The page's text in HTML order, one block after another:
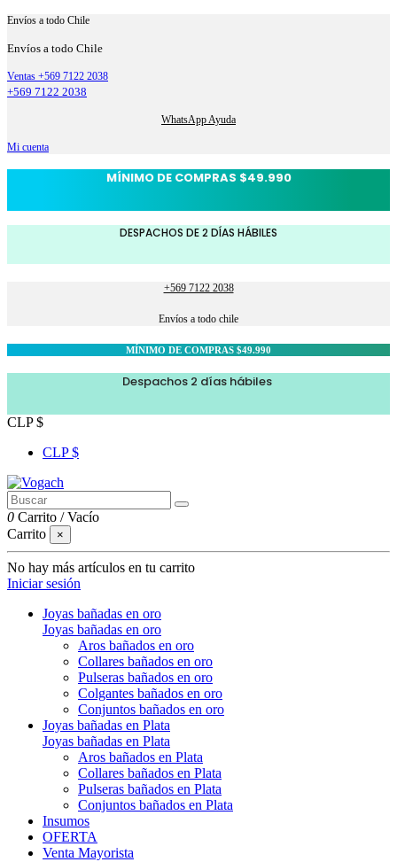
Envíos a todo Chile
Envíos a todo Chile
Ventas +569 7122 2038
+569 7122 2038
WhatsApp Ayuda
Mi cuenta
MÍNIMO DE COMPRAS $49.990
DESPACHOS DE 2 DÍAS HÁBILES
+569 7122 2038
Envíos a todo chile
MÍNIMO DE COMPRAS $49.990
Despachos 2 días hábiles
CLP $
CLP $
0 Carrito /Vacío
Carrito
×
No hay más artículos en tu carrito
Iniciar sesión
Joyas bañadas en oro
Joyas bañadas en oro
Aros bañados en oro
Collares bañados en oro
Pulseras bañados en oro
Colgantes bañados en oro
Conjuntos bañados en oro
Joyas bañadas en Plata
Joyas bañadas en Plata
Aros bañados en Plata
Collares bañados en Plata
Pulseras bañados en Plata
Conjuntos bañados en Plata
Insumos
OFERTA
Venta Mayorista